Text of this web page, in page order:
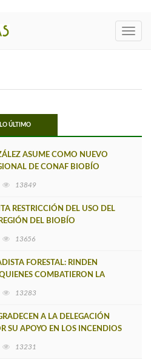
LO ÚLTIMO
ASUME COMO NUEVO
DE CONAF BIOBÍO
13849
RESTRICCIÓN DEL USO DEL
DEL BIOBÍO
13656
FORESTAL: RINDEN
COMBATIERON LA
13283
A LA DELEGACIÓN
SU APOYO EN LOS INCENDIOS
13231